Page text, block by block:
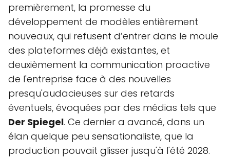
premièrement, la promesse du
développement de modèles entièrement
nouveaux, qui refusent d’entrer dans le moule
des plateformes déjà existantes, et
deuxièmement la communication proactive
de l'entreprise face à des nouvelles
presqu'audacieuses sur des retards
éventuels, évoquées par des médias tels que
Der Spiegel. Ce dernier a avancé, dans un
élan quelque peu sensationaliste, que la
production pouvait glisser jusqu'à l'été 2028.